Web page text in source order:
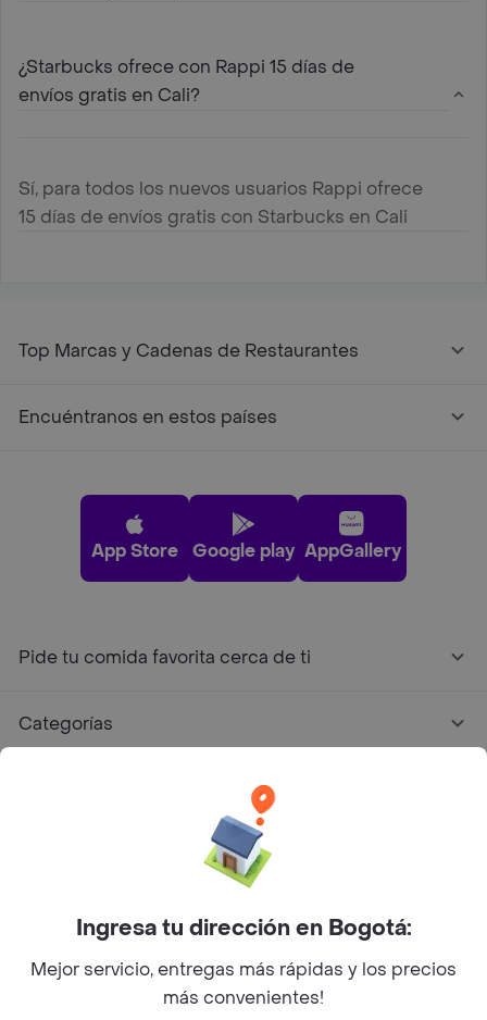
¿Starbucks ofrece con Rappi 15 días de
envíos gratis en Cali?
Sí, para todos los nuevos usuarios Rappi ofrece
15 días de envíos gratis con Starbucks en Cali
Top Marcas y Cadenas de Restaurantes
Encuéntranos en estos países
App Store Google play AppGallery
Pide tu comida favorita cerca de ti
Categorías
Facebook
Twitter
Instagram
©2026Rappi Inc. All rights reserved.
Ingresa tu dirección en Bogotá:
Mejor servicio, entregas más rápidas y los precios
más convenientes!